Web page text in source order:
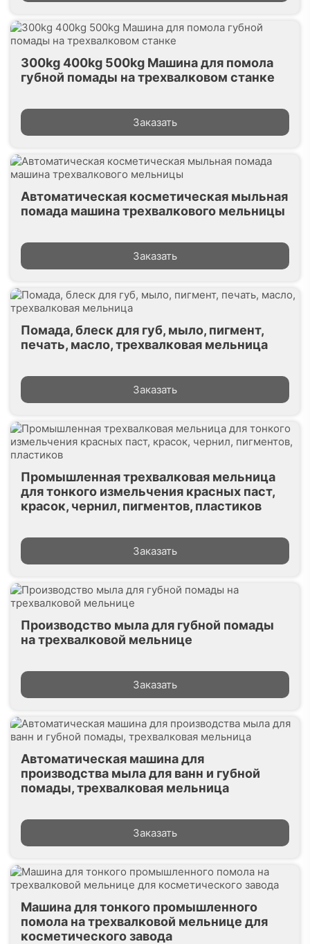
300kg 400kg 500kg Машина для помола
губной помады на трехвалковом станке
Заказать
Автоматическая косметическая мыльная
помада машина трехвалкового мельницы
Заказать
Помада, блеск для губ, мыло, пигмент,
печать, масло, трехвалковая мельница
Заказать
Промышленная трехвалковая мельница
для тонкого измельчения красных паст,
красок, чернил, пигментов, пластиков
Заказать
Производство мыла для губной помады
на трехвалковой мельнице
Заказать
Автоматическая машина для
производства мыла для ванн и губной
помады, трехвалковая мельница
Заказать
Машина для тонкого промышленного
помола на трехвалковой мельнице для
косметического завода